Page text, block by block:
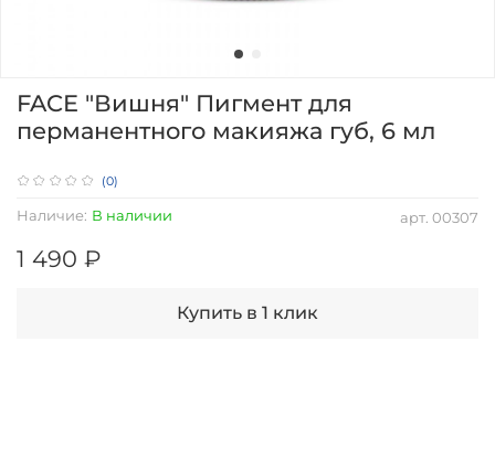
(0)
арт. 00307
Наличие: В наличии
FACE "Вишня" Пигмент для
перманентного макияжа губ, 6 мл
1 490 ₽
Купить в 1 клик